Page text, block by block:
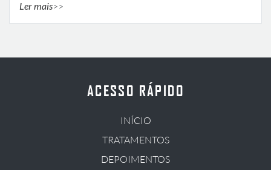
Ler mais
ACESSO RÁPIDO
INÍCIO
TRATAMENTOS
DEPOIMENTOS